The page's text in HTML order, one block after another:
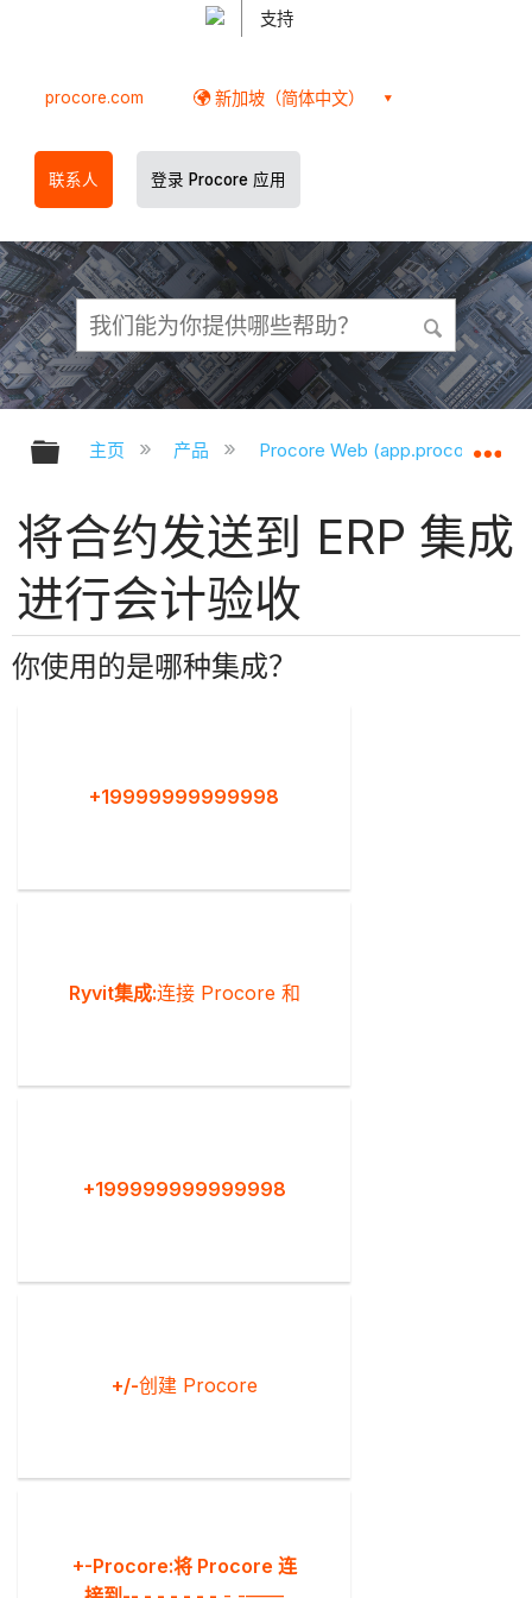
支持
procore.com 新加坡（简体中文）
联系人 登录 Procore 应用
扩展/隐缩全局层次
主页 产品 Procore Web
将合约发送到 ERP 集成
进行会计验收
你使用的是哪种集成？
+19999999999998
Ryvit集成:连接 Procore 和
+199999999999998
+/-创建 Procore
+-Procore:将 Procore 连